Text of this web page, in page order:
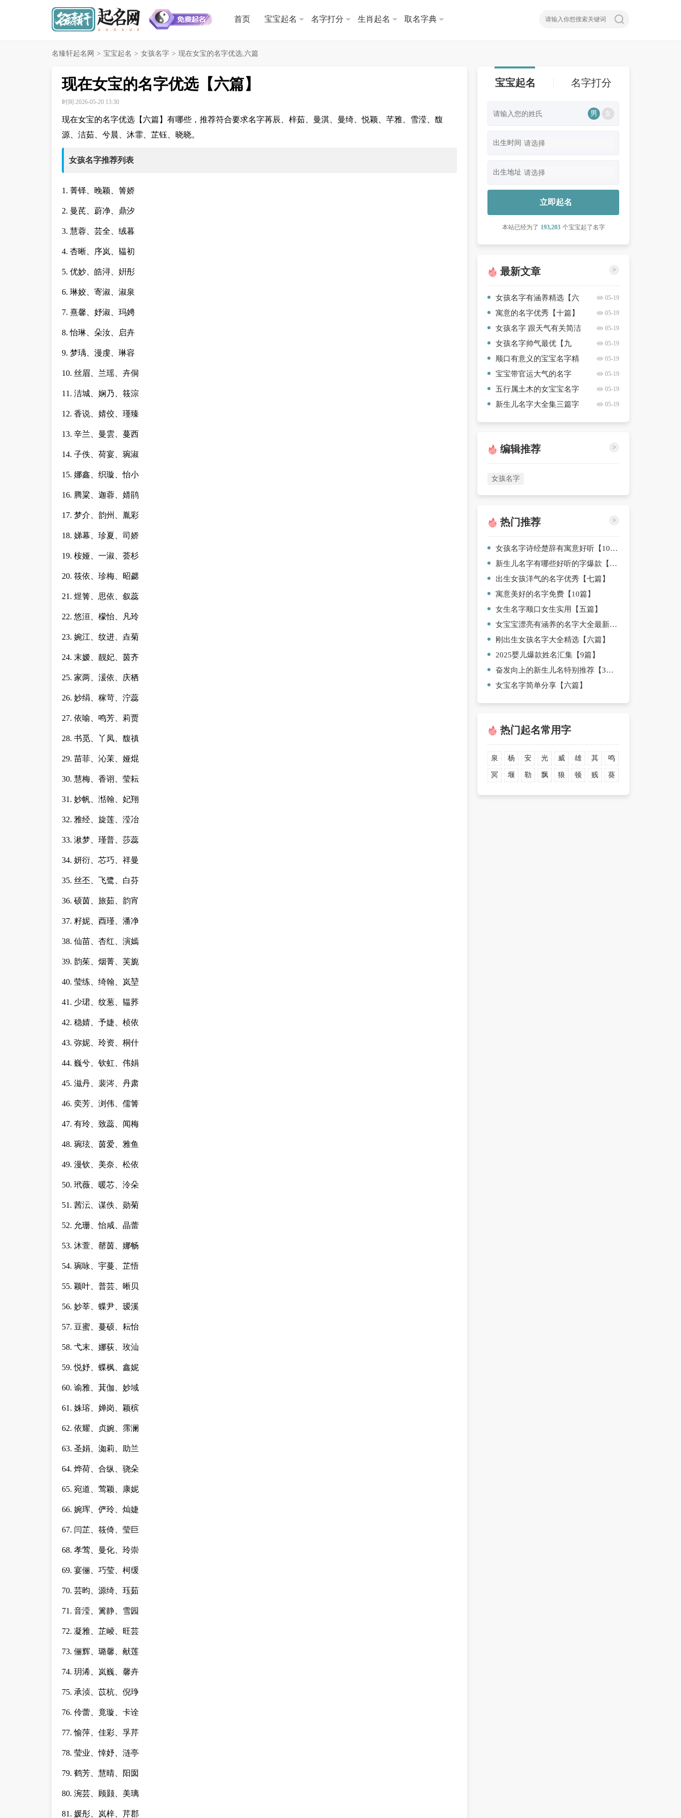
首页 宝宝起名 名字打分 生肖起名 取名字典
名臻轩起名网 > 宝宝起名 > 女孩名字 > 现在女宝的名字优选,六篇
现在女宝的名字优选【六篇】
时间:2026-05-20 13:30
现在女宝的名字优选【六篇】有哪些，推荐符合要求名字苒辰、梓茹、曼淇、曼绮、悦颖、芊雅、雪滢、馥
源、洁茹、兮晨、沐霏、芷钰、晓晓。
女孩名字推荐列表
1. 菁铎、晚颖、箐娇
2. 曼芪、蔚净、鼎汐
3. 慧蓉、芸全、绒暮
4. 杏晰、序岚、韫初
5. 优妙、皓浔、姸彤
6. 琳姣、寄淑、淑泉
7. 熹馨、妤淑、玛娉
8. 怡琳、朵汝、启卉
9. 梦瑀、漫虔、琳容
10. 丝眉、兰瑶、卉侗
11. 洁城、娴乃、筱淙
12. 香说、婧佼、瑾臻
13. 辛兰、曼雲、蔓西
14. 子佚、荷宴、琬淑
15. 娜鑫、织璇、怡小
16. 腾粱、迦蓉、婧鹃
17. 梦介、韵州、胤彩
18. 娣幕、珍夏、司娇
19. 桉娅、一淑、荟杉
20. 筱依、珍梅、昭勰
21. 煜箐、思依、叙蕊
22. 悠洹、檬怡、凡玲
23. 婉江、纹进、垚菊
24. 末嫒、靓妃、茵齐
25. 家两、湲依、庆栖
26. 妙绢、稼苛、泞蕊
27. 依喻、鸣芳、莉贾
28. 书觅、丫凤、馥禛
29. 苗菲、沁茉、娅焜
30. 慧梅、香诩、莹耘
31. 妙帆、湉翰、妃翔
32. 雅经、旋莲、滢冶
33. 湫梦、瑾普、莎蕊
34. 妍衍、芯巧、祥曼
35. 丝丕、飞鹭、白芬
36. 硕茵、旅茹、韵宵
37. 籽妮、酉瑾、潘净
38. 仙苗、杏红、演嫣
39. 韵茱、烟菁、芙旎
40. 莹练、绮翰、岚堃
41. 少珺、纹葱、韫荞
42. 稳婧、予婕、桢依
43. 弥妮、玲资、桐什
44. 巍兮、钦虹、伟娟
45. 滋丹、裴涔、丹肃
46. 奕芳、浏伟、儒箐
47. 有玲、致蕊、闻梅
48. 琬玹、茵爱、雅鱼
49. 漫钦、美奈、松依
50. 玳薇、暖芯、泠朵
51. 茜沄、谋佚、勋菊
52. 允珊、怡咸、晶蕾
53. 沐萱、罄茵、娜畅
54. 琬咏、宇蔓、芷悟
55. 颖叶、普芸、晰贝
56. 妙莘、蝶尹、瑷溪
57. 豆蜜、蔓硕、耘怡
58. 弋末、娜荻、玫汕
59. 悦妤、蝶枫、鑫妮
60. 谕雅、萁伽、妙域
61. 姝瑢、婵岗、颖槟
62. 依耀、贞婉、霈澜
63. 圣娟、洳莉、助兰
64. 烨荷、合纵、骁朵
65. 宛道、莺颖、康妮
66. 婉珲、俨玲、灿婕
67. 闫芷、筱倚、莹巨
68. 孝莺、曼化、玲崇
69. 宴俪、巧莹、柯缓
70. 芸昀、源绮、珏茹
71. 音滢、篱静、雪园
72. 凝雅、芷崚、旺芸
73. 俪辉、璐馨、献莲
74. 玥浠、岚巍、馨卉
75. 承浈、苡杭、倪琤
76. 伶蕾、竟璇、卡诠
77. 愉萍、佳彩、孚芹
78. 莹业、悻妤、涟亭
79. 鹤芳、慧晴、阳囡
80. 涴芸、顾颢、美璃
81. 媛彤、岚梓、芹郡
宝宝起名 名字打分
男 女
出生时间
出生地址
立即起名
本站已经为了 193,203 个宝宝起了名字
最新文章 >
女孩名字有涵养精选【六
篇】
05-19
寓意的名字优秀【十篇】 05-19
女孩名字 跟天气有关简洁
【8篇】
05-19
女孩名字帅气最优【九
篇】
05-19
顺口有意义的宝宝名字精
选【七篇】
05-19
宝宝带官运大气的名字
2025简洁【三篇】
05-19
五行属土木的女宝宝名字
最新款【10篇】
05-19
新生儿名字大全集三篇字
05-19
编辑推荐 >
女孩名字
热门推荐 >
女孩名字诗经楚辞有寓意好听【10篇】
新生儿名字有哪些好听的字爆款【10篇】
出生女孩洋气的名字优秀【七篇】
寓意美好的名字免费【10篇】
女生名字顺口女生实用【五篇】
女宝宝漂亮有涵养的名字大全最新【10篇】
刚出生女孩名字大全精选【六篇】
2025婴儿爆款姓名汇集【9篇】
奋发向上的新生儿名特别推荐【3篇】
女宝名字简单分享【六篇】
热门起名常用字
泉 杨 安 光 威 雄 其 鸣
冥 堰 勒 飘 狼 顿 贱 葵